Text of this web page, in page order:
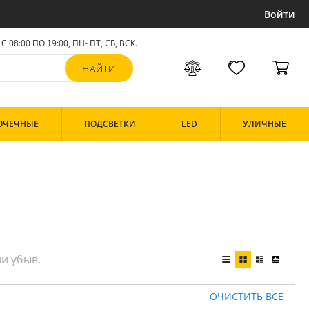
Войти
С 08:00 ПО 19:00, ПН- ПТ, СБ, ВСК.
ПОДСВЕТКИ LED УЛИЧНЫЕ
ОЧИСТИТЬ ВСЕ